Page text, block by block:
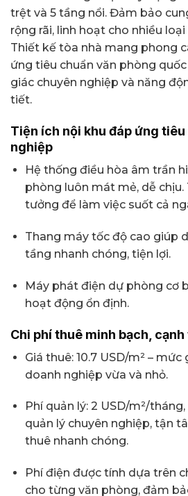
trệt và 5 tầng nổi. Đảm bảo
rộng rãi, linh hoạt cho nhiều
Thiết kế tòa nhà mang phong
ứng tiêu chuẩn văn phòng
giác chuyên nghiệp và năng
tiết.
Tiện ích nội khu đáp ứng
nghiệp
Hệ thống điều hòa âm trần
phòng luôn mát mẻ, dễ chịu.
tưởng để làm việc suốt cả
Thang máy tốc độ cao giúp
tầng nhanh chóng, tiện lợi.
Máy phát điện dự phòng cơ
hoạt động ổn định.
Chi phí thuê minh bạch,
Giá thuê: 10.7 USD/m² –
doanh nghiệp vừa và nhỏ.
Phí quản lý: 2 USD/m²/
quản lý chuyên nghiệp, tận
thuê nhanh chóng.
Phí điện được tính dựa trên
cho từng văn phòng, đảm